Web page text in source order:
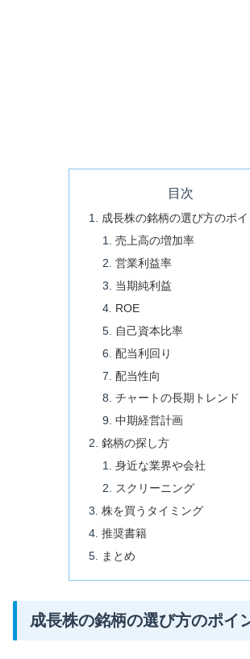
目次
成長株の銘柄の選び方のポイ
売上高の増加率
営業利益率
当期純利益
ROE
自己資本比率
配当利回り
配当性向
チャートの長期トレンド
中期経営計画
銘柄の探し方
身近な業界や会社
スクリーニング
株を買うタイミング
推奨書籍
まとめ
成長株の銘柄の選び方のポイ